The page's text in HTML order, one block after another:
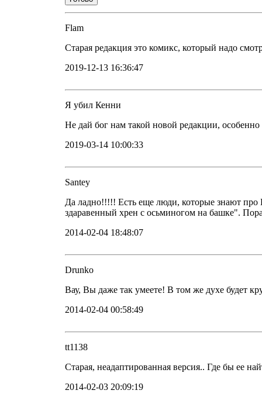
Flam
Старая редакция это комикс, который надо
2019-12-13 16:36:47
Я убил Кенни
Не дай бог нам такой новой редакции,
2019-03-14 10:00:33
Santey
Да ладно!!!!! Есть еще люди, которые знают
здаравенный хрен с осьминогом на башке".
2014-02-04 18:48:07
Drunko
Вау, Вы даже так умеете! В том же духе будет
2014-02-04 00:58:49
tt1138
Старая, неадаптированная версия.. Где бы ее
2014-02-03 20:09:19